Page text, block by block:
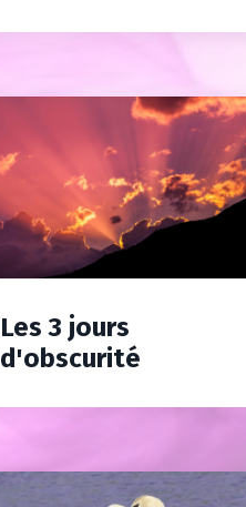
Les 3 jours
d'obscurité